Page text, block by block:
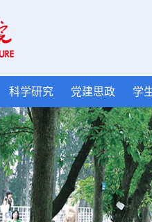
科学研究 党建思政 学